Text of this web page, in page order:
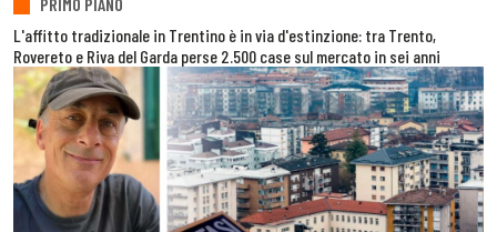
L'affitto tradizionale in Trentino è in via d'estinzione: tra Trento,
Rovereto e Riva del Garda perse 2.500 case sul mercato in sei anni